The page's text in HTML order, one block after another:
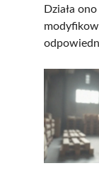
Działa